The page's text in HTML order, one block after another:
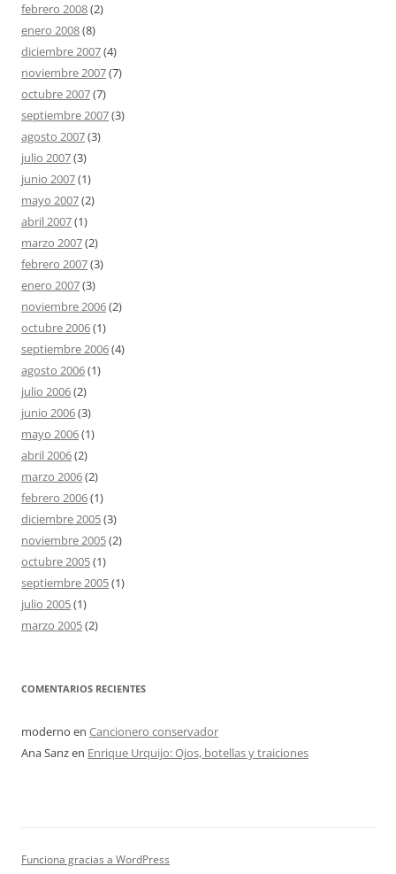
febrero 2008(2)
enero 2008(8)
diciembre 2007(4)
noviembre 2007(7)
octubre 2007(7)
septiembre 2007(3)
agosto 2007(3)
julio 2007(3)
junio 2007(1)
mayo 2007(2)
abril 2007(1)
marzo 2007(2)
febrero 2007(3)
enero 2007(3)
noviembre 2006(2)
octubre 2006(1)
septiembre 2006(4)
agosto 2006(1)
julio 2006(2)
junio 2006(3)
mayo 2006(1)
abril 2006(2)
marzo 2006(2)
febrero 2006(1)
diciembre 2005(3)
noviembre 2005(2)
octubre 2005(1)
septiembre 2005(1)
julio 2005(1)
marzo 2005(2)
COMENTARIOS RECIENTES
moderno en Cancionero conservador
Ana Sanzen Enrique Urquijo: Ojos, botellas y traiciones
Funciona gracias a WordPress